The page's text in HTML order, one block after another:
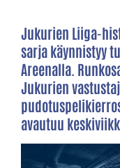
Jukurien Liiga-
sarja käynnistyy
Areenalla.
Jukurien
avautuu